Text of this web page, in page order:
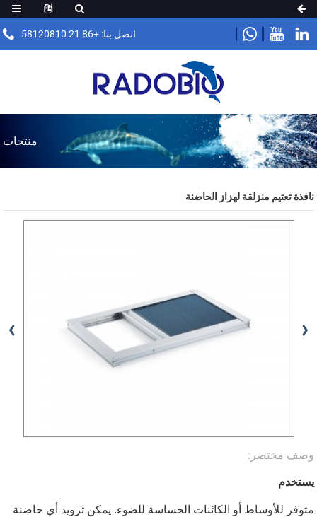
اتصل بنا: +86 21 58120810
منتجات
نافذة تعتيم منزلقة لهزاز الحاضنة
وصف مختصر:
يستخدم
متوفر للأوساط أو الكائنات الحساسة للضوء. يمكن تزويد أي حاضنة